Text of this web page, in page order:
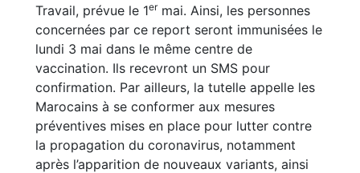
Travail, prévue le 1ermai. Ainsi, les personnes
concernées par ce report seront immunisées le
lundi 3 mai dans le même centre de
vaccination. Ils recevront un SMS pour
confirmation. Par ailleurs, la tutelle appelle les
Marocains à se conformer aux mesures
préventives mises en place pour lutter contre
la propagation du coronavirus, notamment
après l’apparition de nouveaux variants, ainsi